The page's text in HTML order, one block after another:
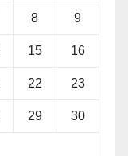
8 9
15 16
22 23
29 30